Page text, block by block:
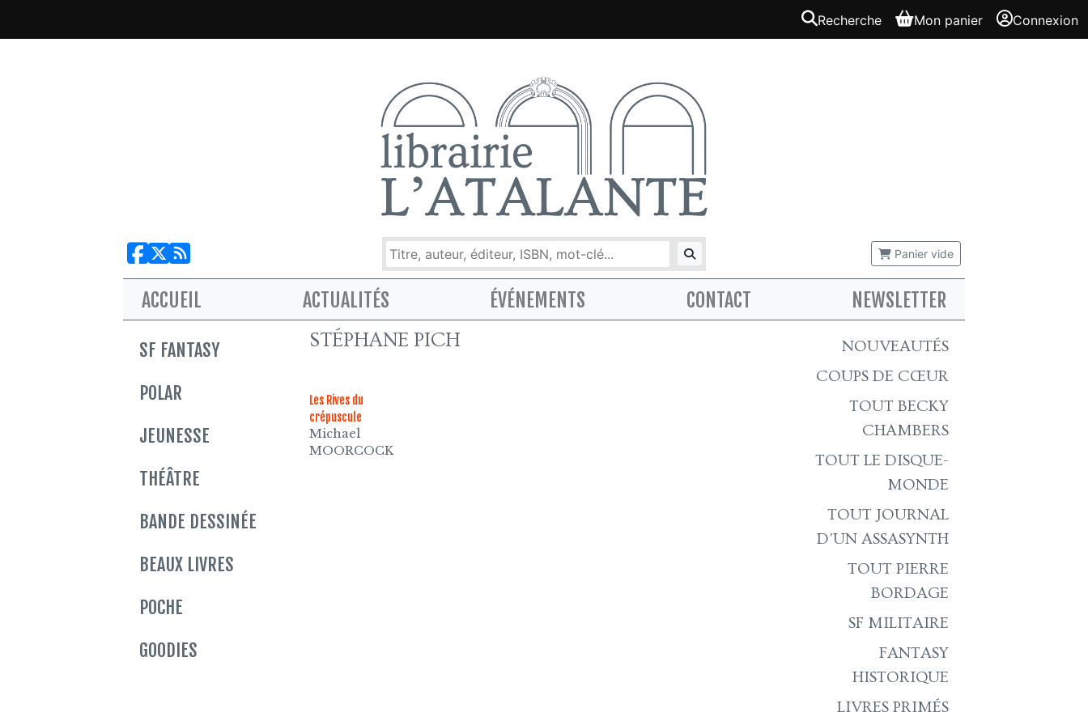
Recherche Mon panier Connexion
Panier vide
ACCUEIL ACTUALITÉS ÉVÉNEMENTS CONTACT NEWSLETTER
SF FANTASY
POLAR
JEUNESSE
THÉÂTRE
BANDE DESSINÉE
BEAUX LIVRES
POCHE
GOODIES
NOUVEAUTÉS
COUPS DE CŒUR
TOUT BECKY
CHAMBERS
TOUT LE DISQUE-
MONDE
TOUT JOURNAL
D'UN ASSASYNTH
TOUT PIERRE
BORDAGE
SF MILITAIRE
FANTASY
HISTORIQUE
LIVRES PRIMÉS
STÉPHANE PICH
Les Rives du
crépuscule
Michael
MOORCOCK